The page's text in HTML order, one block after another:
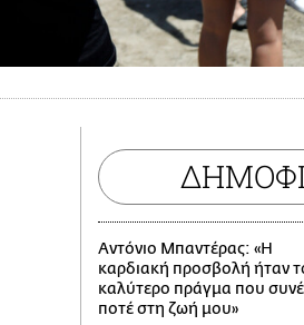
Αντόνιο Μπαντέρας: «Η
καρδιακή προσβολή ήταν
καλύτερο πράγμα που
ποτέ στη ζωή μου»